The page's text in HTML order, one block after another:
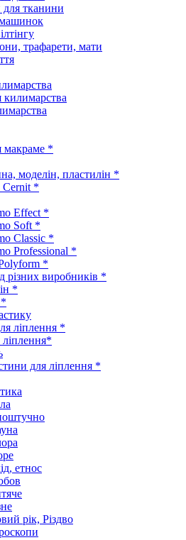
тканини
трафарети, мати
килимарства
макраме *
моделін, пластилін *
Cernit *
Effect *
Soft *
Classic *
Professional *
*
різних виробників *
*
ліплення *
для ліплення *
етнос
рік, Різдво